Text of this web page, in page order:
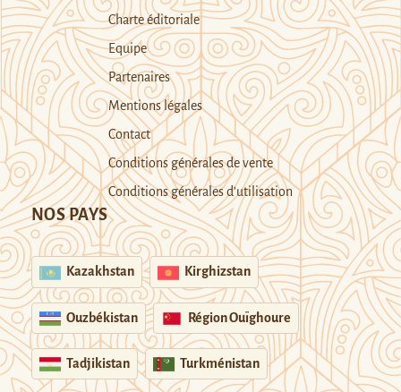
Charte éditoriale
Equipe
Partenaires
Mentions légales
Contact
Conditions générales de vente
Conditions générales d’utilisation
NOS PAYS
Kazakhstan Kirghizstan
Ouzbékistan Région Ouïghoure
Tadjikistan Turkménistan